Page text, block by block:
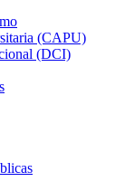
(CAPU)
(DCI)